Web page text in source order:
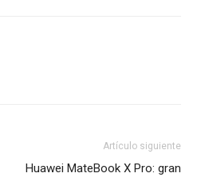
Artículo siguiente
Huawei MateBook X Pro: gran